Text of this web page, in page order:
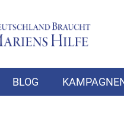
BLOG